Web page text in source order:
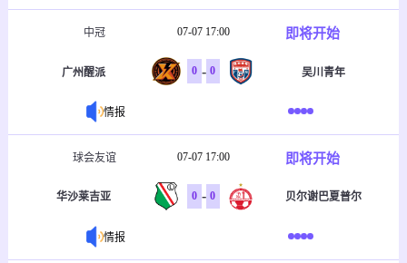
中冠 07-07 17:00 即将开始
广州醒派 0 - 0 吴川青年
情报
球会友谊 07-07 17:00 即将开始
华沙莱吉亚 0 - 0 贝尔谢巴夏普尔
情报